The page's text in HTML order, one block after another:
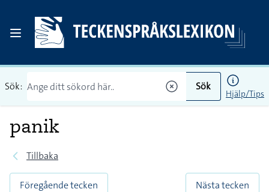
Sök: Sök
Hjälp/Tips
panik
Tillbaka
Föregående tecken
Nästa tecken